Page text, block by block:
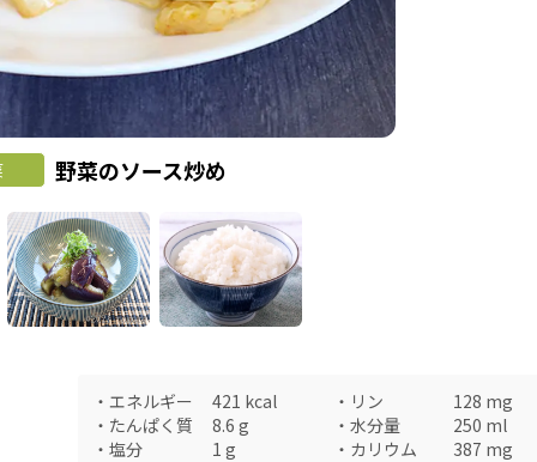
野菜のソース炒め
・ エネルギー 421 kcal ・ リン 128 mg
・ たんぱく質 8.6 g ・ 水分量 250 ml
・ 塩分 1 g ・ カリウム 387 mg